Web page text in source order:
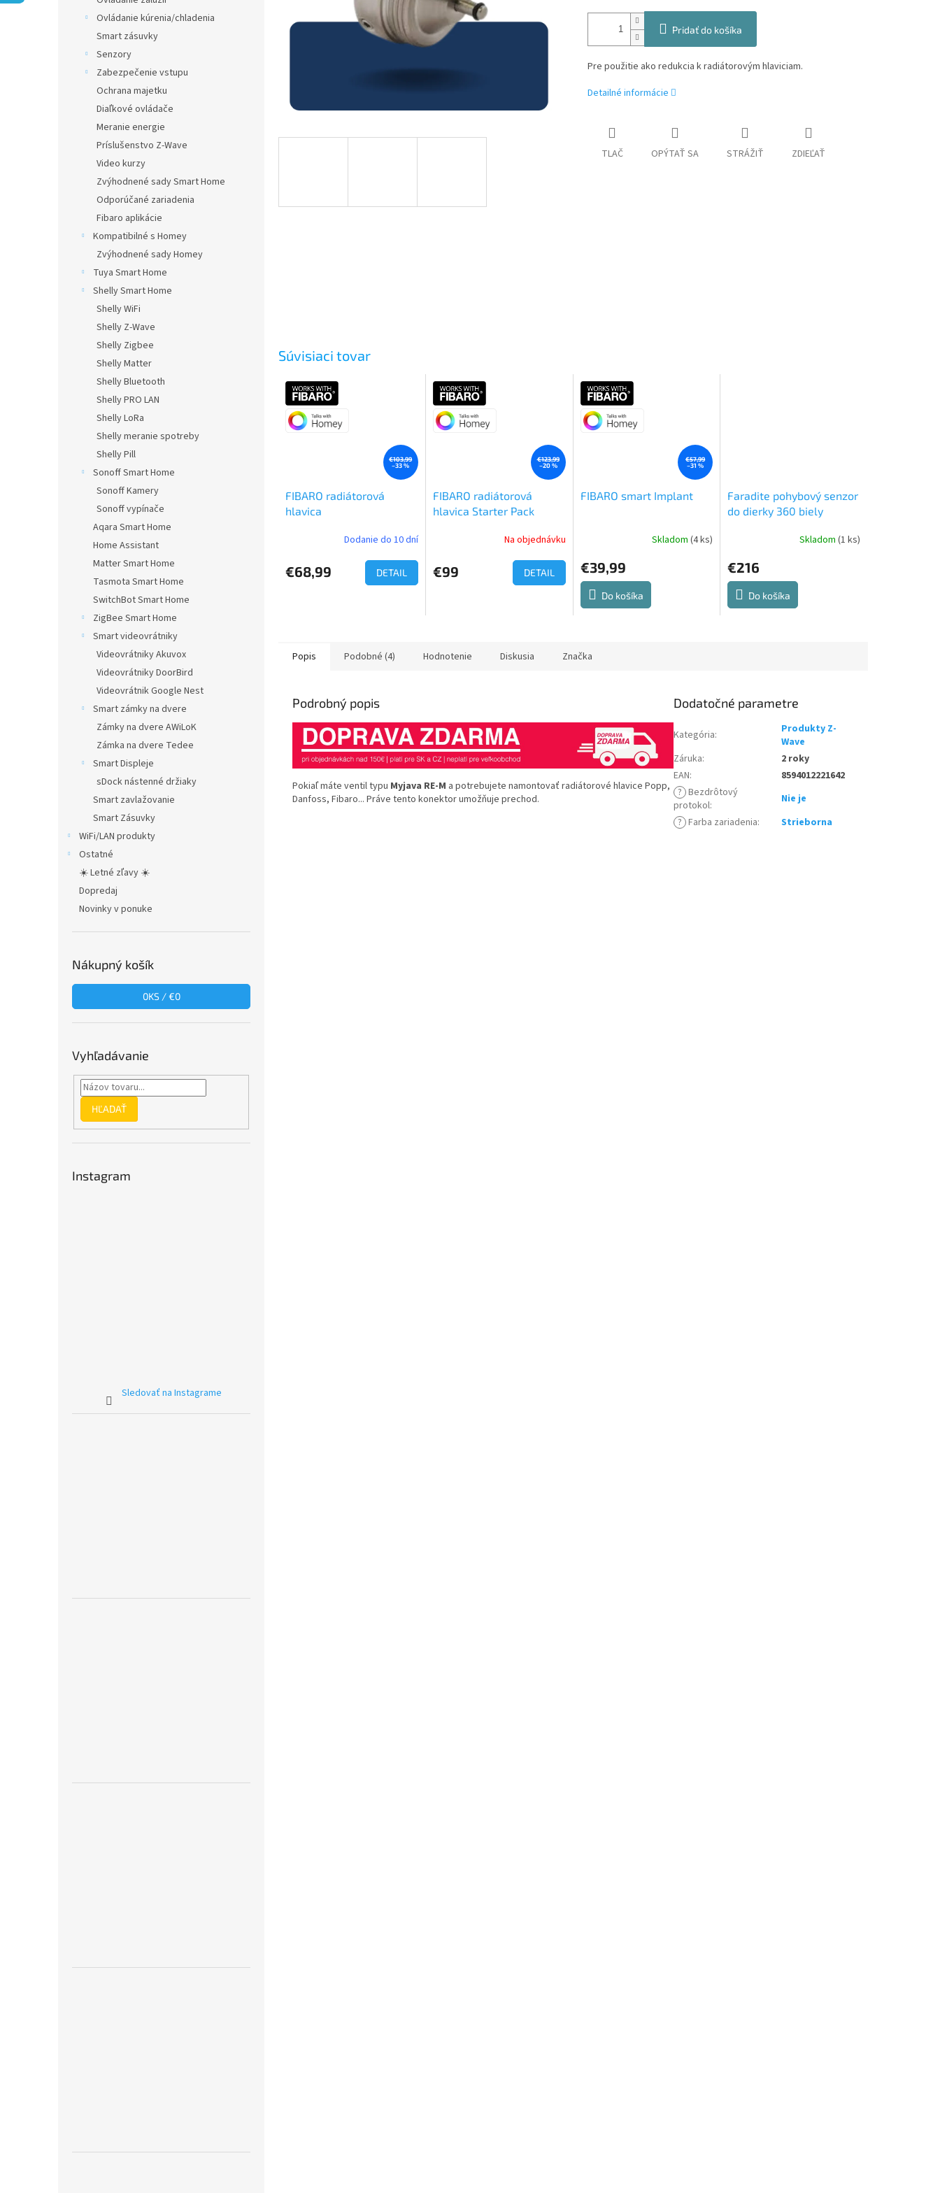
Ovládanie kúrenia/chladenia
Smart zásuvky
Senzory
Zabezpečenie vstupu
Ochrana majetku
Diaľkové ovládače
Meranie energie
Príslušenstvo Z-Wave
Video kurzy
Zvýhodnené sady Smart Home
Odporúčané zariadenia
Fibaro aplikácie
Kompatibilné s Homey
Zvýhodnené sady Homey
Tuya Smart Home
Shelly Smart Home
Shelly WiFi
Shelly Z-Wave
Shelly Zigbee
Shelly Matter
Shelly Bluetooth
Shelly PRO LAN
Shelly LoRa
Shelly meranie spotreby
Shelly Pill
Sonoff Smart Home
Sonoff Kamery
Sonoff vypínače
Aqara Smart Home
Home Assistant
Matter Smart Home
Tasmota Smart Home
SwitchBot Smart Home
ZigBee Smart Home
Smart videovrátniky
Videovrátniky Akuvox
Videovrátniky DoorBird
Videovrátnik Google Nest
Smart zámky na dvere
Zámky na dvere AWiLoK
Zámka na dvere Tedee
Smart Displeje
sDock nástenné držiaky
Smart zavlažovanie
Smart Zásuvky
WiFi/LAN produkty
Ostatné
☀️ Letné zľavy ☀️
Dopredaj
Novinky v ponuke
Nákupný košík
0KS /€0
Vyhľadávanie
HĽADAŤ
Instagram
Sledovať na Instagrame
Pridať do košíka
Pre použitie ako redukcia k radiátorovým hlaviciam.
Detailné informácie
TLAČ OPÝTAŤ SA STRÁŽIŤ ZDIEĽAŤ
Súvisiaci tovar
€103,99
–33 %
FIBARO radiátorová
hlavica
Dodanie do 10 dní
€68,99 DETAIL
€123,99
–20 %
FIBARO radiátorová
hlavica Starter Pack
produktu
je
Na objednávku
€99 DETAIL
€57,99
–31 %
FIBARO smart Implant
produktu
je
5,0
z
Skladom(4 ks)
€39,99
Do košíka
Faradite pohybový senzor
do dierky 360 biely
Skladom (1 ks)
€216
Do košíka
Popis Podobné (4) Hodnotenie Diskusia Značka
Podrobný popis
Pokiaľ máte ventil typu Myjava RE-M a potrebujete namontovať radiátorové hlavice Popp,
Danfoss, Fibaro... Práve tento konektor umožňuje prechod.
Dodatočné parametre
Kategória:
Produkty Z-
Wave
Záruka:
2 roky
EAN:
8594012221642
? Bezdrôtový
protokol:
Nie je
? Farba zariadenia: Strieborna